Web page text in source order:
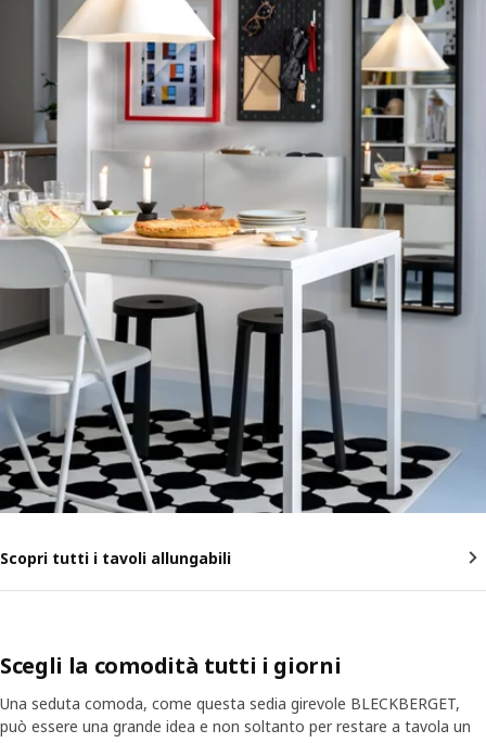
Scopri tutti i tavoli allungabili
Scegli la comodità tutti i giorni
Una seduta comoda, come questa sedia girevole BLECKBERGET,
può essere una grande idea e non soltanto per restare a tavola un